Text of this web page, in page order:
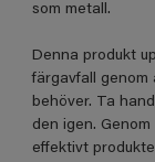
som metall.
Denna produkt
färgavfall genom
behöver. Ta
den igen.
effektivt